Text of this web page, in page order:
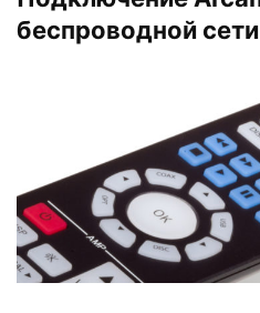
беспроводной сети